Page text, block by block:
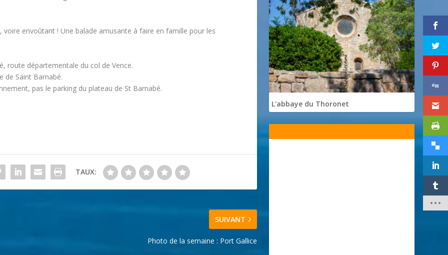
envoûtant ! Une balade amusante à faire en famille pour les
route départementale du col de Vence.
de Saint Barnabé.
pas le parking du plateau de St Barnabé.
TAUX:
SUIVANT
Photo de la semaine : Port Gallice
L'abbaye du Thoronet